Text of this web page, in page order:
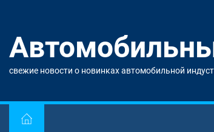
содержимому
свежие новости о новинках автомобильной